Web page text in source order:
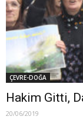
ÇEVRE-DOĞA
Hakim Gitti,
20/06/2019